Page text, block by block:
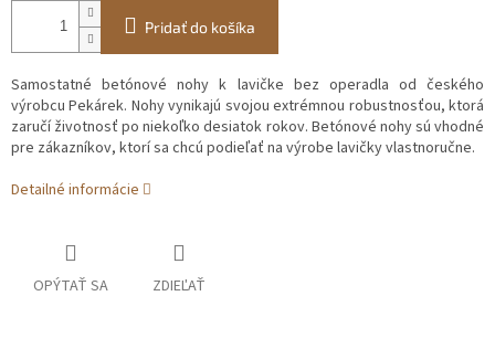
Pridať do košíka
Samostatné betónové nohy k lavičke bez operadla od českého
výrobcu Pekárek. Nohy vynikajú svojou extrémnou robustnosťou, ktorá
zaručí životnosť po niekoľko desiatok rokov. Betónové nohy sú vhodné
pre zákazníkov, ktorí sa chcú podieľať na výrobe lavičky vlastnoručne.
Detailné informácie
OPÝTAŤ SA ZDIEĽAŤ